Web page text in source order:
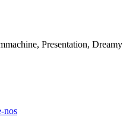
Presentation, Dreamy
nos